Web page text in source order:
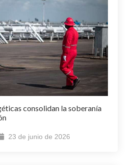
consolidan la soberanía
23 de junio de 2026